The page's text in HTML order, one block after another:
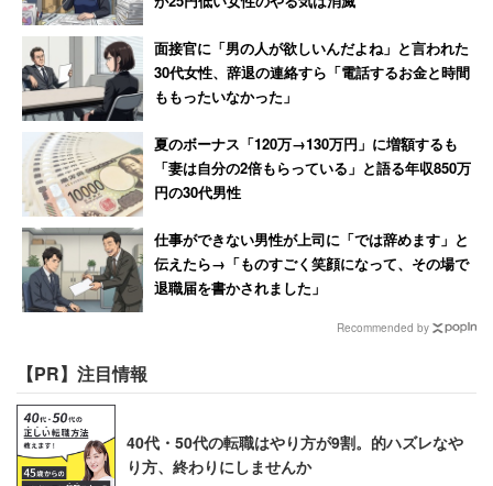
面接官に「男の人が欲しいんだよね」と言われた
30代女性、辞退の連絡すら「電話するお金と時間
ももったいなかった」
夏のボーナス「120万→130万円」に増額するも
「妻は自分の2倍もらっている」と語る年収850万
円の30代男性
仕事ができない男性が上司に「では辞めます」と
伝えたら→「ものすごく笑顔になって、その場で
退職届を書かされました」
Recommended by
【PR】注目情報
40代・50代の転職はやり方が9割。的ハズレなや
り方、終わりにしませんか